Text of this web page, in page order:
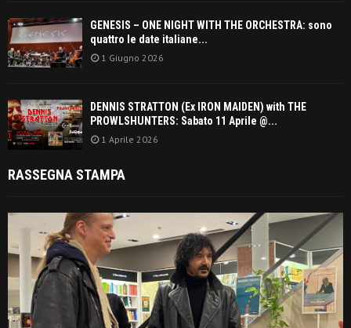
GENESIS – ONE NIGHT WITH THE ORCHESTRA: sono
quattro le date italiane...
1 Giugno 2026
DENNIS STRATTON (Ex IRON MAIDEN) with THE
PROWLSHUNTERS: Sabato 11 Aprile @...
1 Aprile 2026
RASSEGNA STAMPA